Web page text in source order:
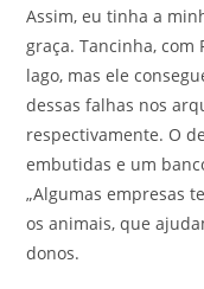
Assim, eu tinha a
graça. Tancinha, com
lago, mas ele
dessas falhas nos
respectivamente. O
embutidas e um
„Algumas empresas
os animais, que
donos.